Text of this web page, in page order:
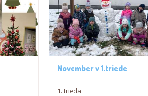
November v 1.triede
1. trieda